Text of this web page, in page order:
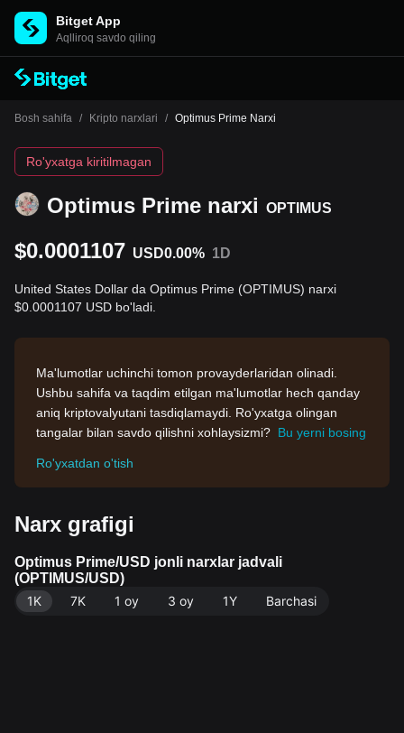
Bitget App
Aqlliroq savdo qiling
Bosh sahifa / Kripto narxlari / Optimus Prime Narxi
Optimus Prime narxi OPTIMUS
Ro'yxatga kiritilmagan
$0.0001107 USD0.00% 1D
United States Dollar da Optimus Prime (OPTIMUS) narxi
$0.0001107 USD bo'ladi.
Ma'lumotlar uchinchi tomon provayderlaridan olinadi.
Ushbu sahifa va taqdim etilgan ma'lumotlar hech qanday
aniq kriptovalyutani tasdiqlamaydi. Ro'yxatga olingan
tangalar bilan savdo qilishni xohlaysizmi? Bu yerni bosing
Ro'yxatdan o'tish
Narx grafigi
Optimus Prime/USD jonli narxlar jadvali
(OPTIMUS/USD)
1K
7K 1 oy 3 oy 1Y Barchasi